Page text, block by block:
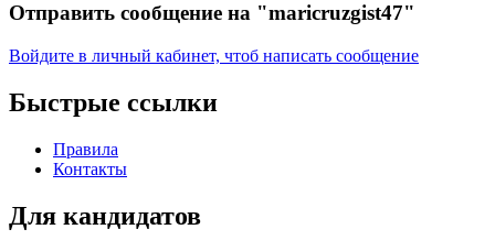
Отправить сообщение на "maricruzgist47"
Войдите в личный кабинет, чтоб написать сообщение
Быстрые ссылки
Правила
Контакты
Для кандидатов